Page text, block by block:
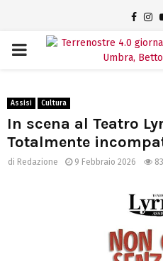
PRIMARY
Assisi Cultura
In scena al Teatro
Totalmente
di Redazione 9 Febbraio 2026 83